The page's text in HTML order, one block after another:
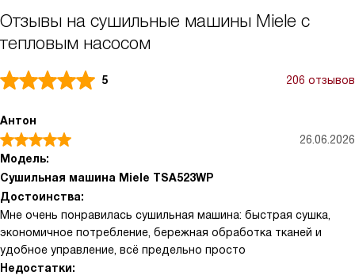
Отзывы на сушильные машины Miele с
тепловым насосом
5 206 отзывов
Антон
26.06.2026
Модель:
Сушильная машина Miele TSA523WP
Достоинства:
Мне очень понравилась сушильная машина: быстрая сушка,
экономичное потребление, бережная обработка тканей и
удобное управление, всё предельно просто
Недостатки: